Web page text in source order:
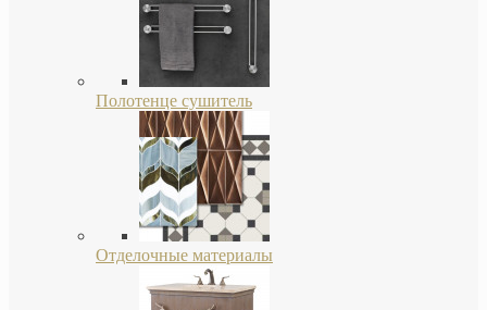
Полотенце сушитель
Отделочные материалы